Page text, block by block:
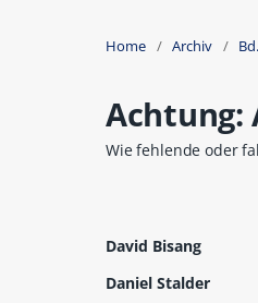
Home / Archiv /
Achtung:
Wie fehlende oder
David Bisang
Daniel Stalder